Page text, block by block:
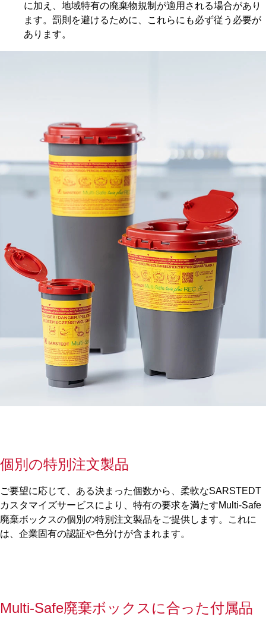
に加え、地域特有の廃棄物規制が適用される場合があり
ます。罰則を避けるために、これらにも必ず従う必要が
あります。
個別の特別注文製品
ご要望に応じて、ある決まった個数から、柔軟なSARSTEDT
カスタマイズサービスにより、特有の要求を満たすMulti-Safe
廃棄ボックスの個別の特別注文製品をご提供します。これに
は、企業固有の認証や色分けが含まれます。
Multi-Safe廃棄ボックスに合った付属品